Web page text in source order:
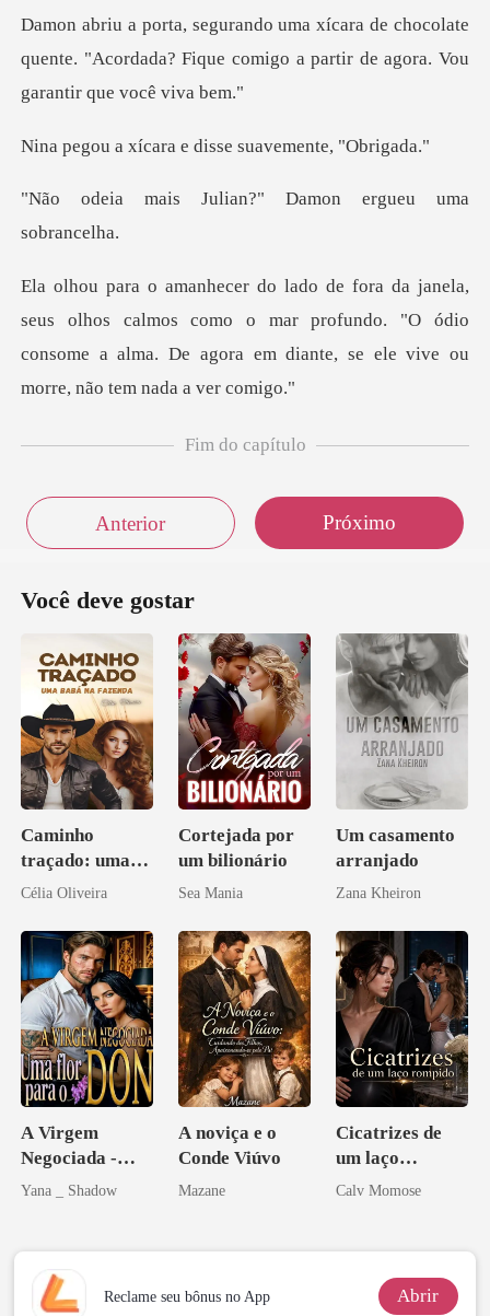
hocolate
quente. "Acordada? Fique comigo a par
ra e disse suavem
lian?" Damon ergue
os calmos como o mar profundo. "O ódio
consome a alma. De agor
Fim do capítulo
Anterior Próximo
Você deve gostar
Caminho
traçado: uma
babá na fazenda
Célia Oliveira
Cortejada por
um bilionário
Sea Mania
Um casamento
arranjado
Zana Kheiron
A Virgem
Negociada -
Uma flor para o
Yana _ Shadow
A noviça e o
Conde Viúvo
Mazane
Cicatrizes de
um laço
rompido
Calv Momose
Reclame seu bônus no App Abrir